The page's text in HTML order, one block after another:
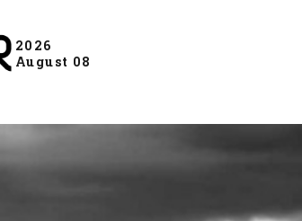
2026
August 08